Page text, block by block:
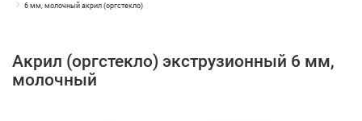
6 мм, молочный акрил (оргстекло)
Акрил (оргстекло) экструзионный 6 мм,
молочный